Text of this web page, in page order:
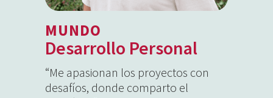
MUNDO
Desarrollo Personal
“Me apasionan los proyectos con
desafíos, donde comparto el